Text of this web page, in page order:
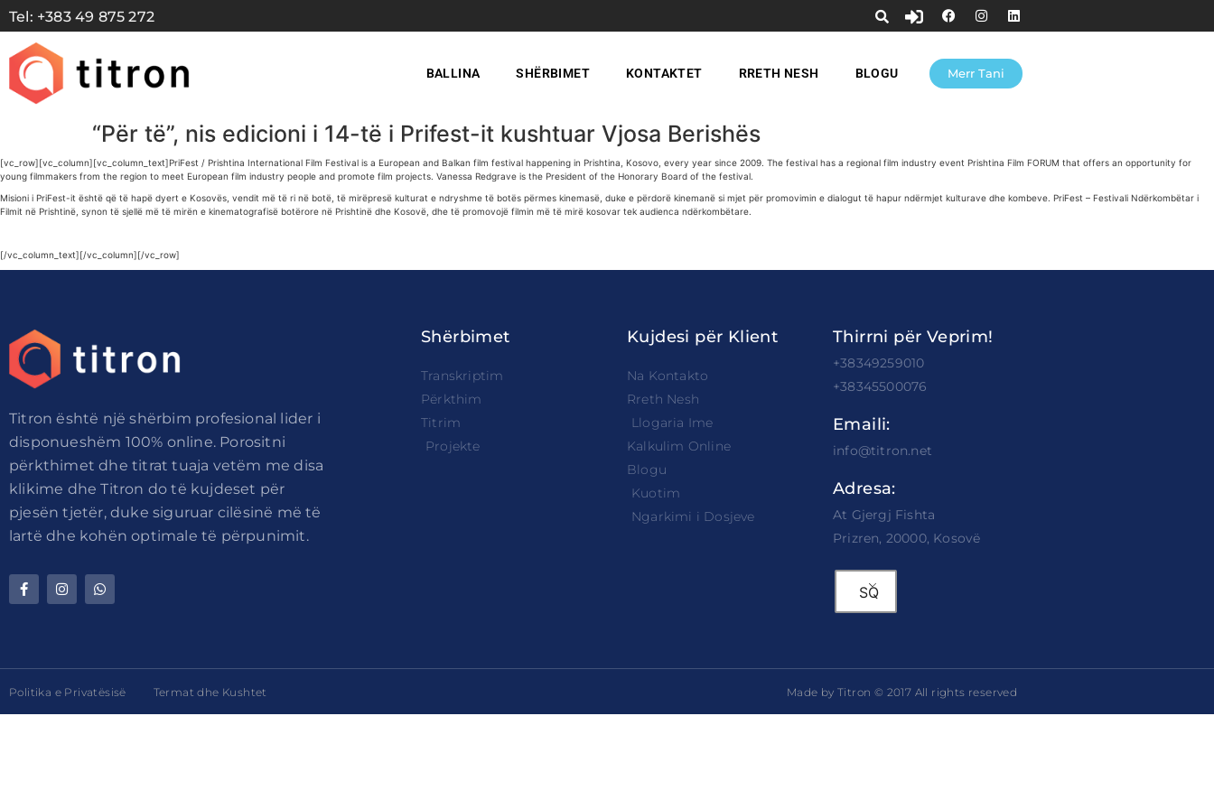
Tel: +383 49 875 272
BALLINA SHËRBIMET KONTAKTET RRETH NESH BLOGU Merr Tani
“Për të”, nis edicioni i 14-të i Prifest-it kushtuar Vjosa Berishës
[vc_row][vc_column][vc_column_text]PriFest / Prishtina International Film Festival is a European and Balkan film festival happening in Prishtina, Kosovo, every year since 2009. The festival has a regional film industry event Prishtina Film FORUM that offers an opportunity for
young filmmakers from the region to meet European film industry people and promote film projects. Vanessa Redgrave is the President of the Honorary Board of the festival.
Misioni i PriFest-it është që të hapë dyert e Kosovës, vendit më të ri në botë, të mirëpresë kulturat e ndryshme të botës përmes kinemasë, duke e përdorë kinemanë si mjet për promovimin e dialogut të hapur ndërmjet kulturave dhe kombeve. PriFest – Festivali Ndërkombëtar i
Filmit në Prishtinë, synon të sjellë më të mirën e kinematografisë botërore në Prishtinë dhe Kosovë, dhe të promovojë filmin më të mirë kosovar tek audienca ndërkombëtare.
[/vc_column_text][/vc_column][/vc_row]
Titron është një shërbim profesional lider i
disponueshëm 100% online. Porositni
përkthimet dhe titrat tuaja vetëm me disa
klikime dhe Titron do të kujdeset për
pjesën tjetër, duke siguruar cilësinë më të
lartë dhe kohën optimale të përpunimit.
Shërbimet
Transkriptim
Përkthim
Titrim
Projekte
Kujdesi për Klient
Na Kontakto
Rreth Nesh
Llogaria Ime
Kalkulim Online
Blogu
Kuotim
Ngarkimi i Dosjeve
Thirrni për Veprim!
+38349259010
+38345500076
Emaili:
info@titron.net
Adresa:
At Gjergj Fishta
Prizren, 20000, Kosovë
SQ
Politika e Privatësisë Termat dhe Kushtet Made by Titron © 2017 All rights reserved